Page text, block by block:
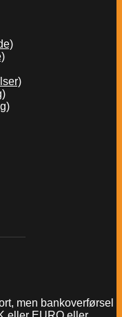
men bankoverførsel